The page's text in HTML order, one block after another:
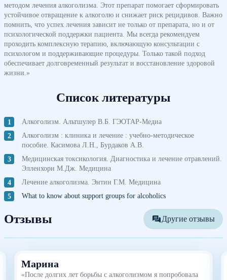
методом лечения алкоголизма. Этот препарат помогает сформировать
устойчивое отвращение к алкоголю и снижает риск рецидивов. Важно
помнить, что успех лечения зависит не только от препарата, но и от
психологической поддержки пациента. Мы всегда рекомендуем
проходить комплексную терапию, включающую консультации с
психологом и поддерживающие процедуры. Только такой подход
обеспечивает долговременный результат и восстановление здоровой
жизни.»
Список литературы
Алкоголизм. Альтшулер В.Б. ГЭОТАР-Медиа
Алкоголизм : клиника и лечение : учебно-методическое
пособие. Касимова Л.Н., Бурдаков А.В.
Медицинская токсикология. Диагностика и лечение отравлений.
Элленхорн М.Дж. Медицина
Лечение алкоголизма. Энтин Г.М. Медицина
What to know about support groups for alcoholics
Отзывы Другие отзывы
Марина
«После долгих лет борьбы с алкоголизмом я попробовала